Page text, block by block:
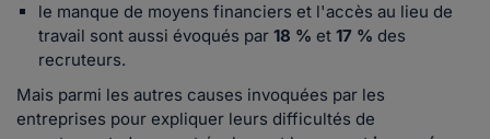
le manque de moyens financiers et l'accès au lieu de
travail sont aussi évoqués par 18 % et 17 % des
recruteurs.
Mais parmi les autres causes invoquées par les
entreprises pour expliquer leurs difficultés de